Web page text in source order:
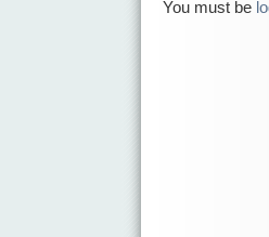
You must be